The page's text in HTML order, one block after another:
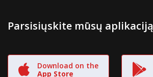
Parsisiųskite mūsų aplikaciją
Download on the
App Store